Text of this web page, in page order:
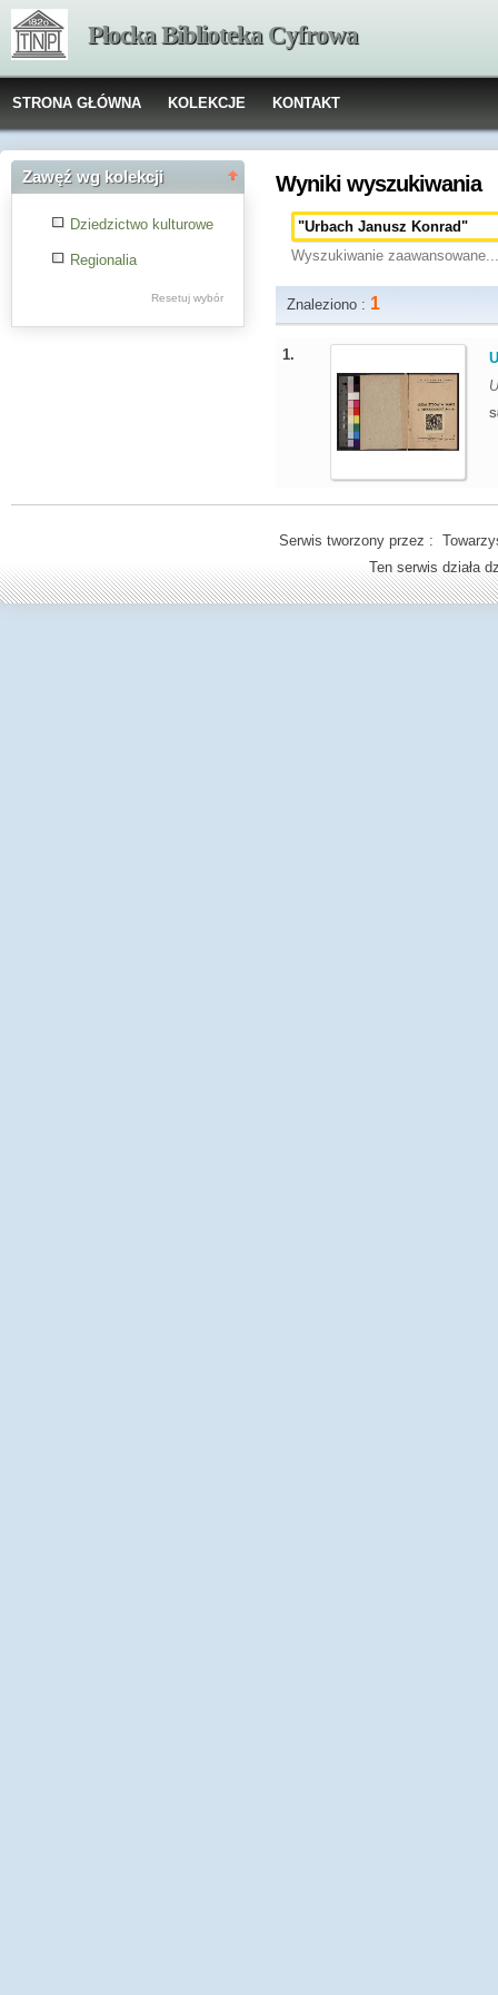
Płocka Biblioteka Cyfrowa
STRONA GŁÓWNA KOLEKCJE KONTAKT
Zawęź wg kolekcji
Dziedzictwo kulturowe
Regionalia
Resetuj wybór
Wyniki wyszukiwania
Wyszukiwanie zaawansowane...
Znaleziono : 1
1.
Serwis tworzony przez :
Ten serwis działa